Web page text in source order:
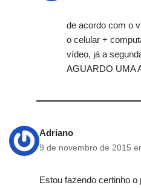
de acordo com o
o celular +
vídeo, já a
AGUARDO UMA
Adriano
9 de novembro de 2015
Estou fazendo certinho